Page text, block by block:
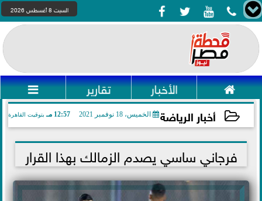
    السبت 8 أغسطس 2026
 الأخبار تقارير 
أخبار الرياضة الخميس، 18 نوفمبر 2021 12:57 مـ بتوقيت القاهرة
2021-11-18 12:57:23
فرجاني ساسي يصدم الزمالك بهذا القرار